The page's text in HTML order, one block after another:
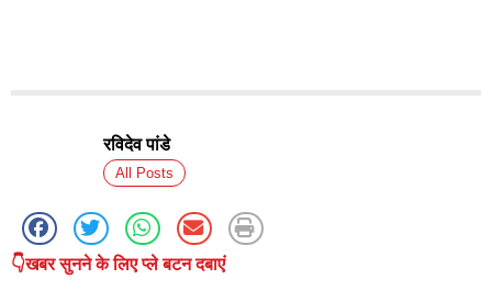
रविदेव पांडे
All Posts
👇खबर सुनने के लिए प्ले बटन दबाएं